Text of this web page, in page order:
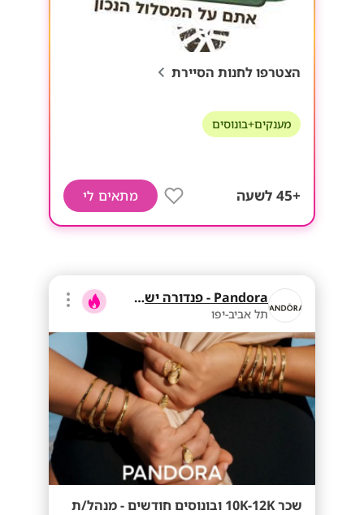
הצטרפו לחנות הסיירת
מענקים+בונוסים
+45 לשעה מתאים לי
Pandora - פנדורה ישראל
תל אביב-יפו
שכר 10K-12K ובונוסים חודשים - מנהל/ת